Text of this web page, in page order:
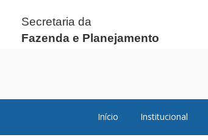
Secretaria da
Fazenda e Planejamento
Início Institucional